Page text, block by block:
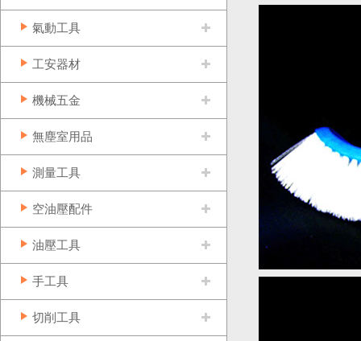
氣動工具
工安器材
機械五金
無塵室用品
測量工具
空油壓配件
油壓工具
手工具
切削工具